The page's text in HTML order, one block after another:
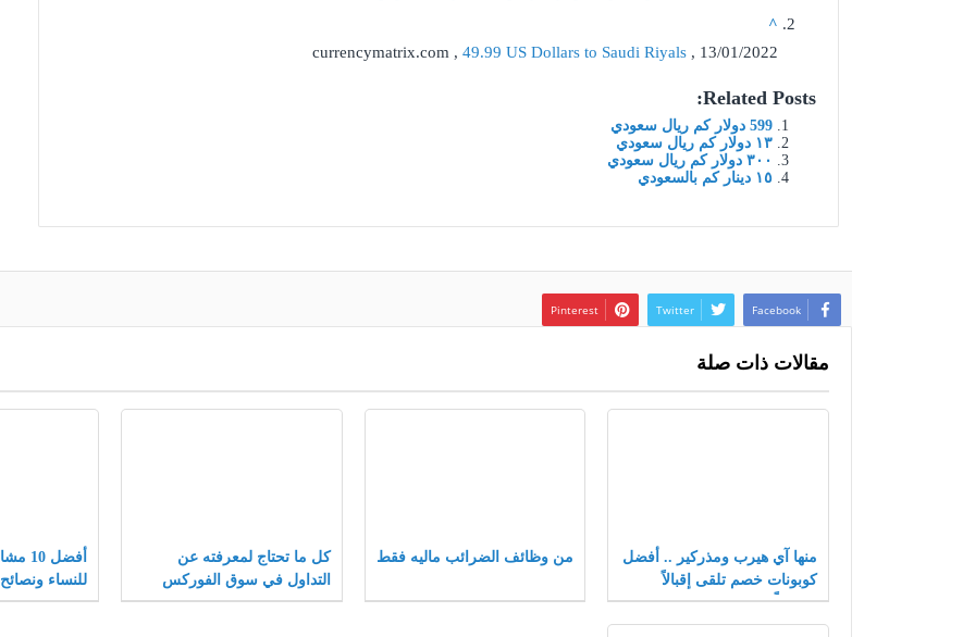
^
currencymatrix.com , 49.99 US Dollars to Saudi Riyals , 13/01/2022
Related Posts:
599 دولار كم ريال سعودي
١٣ دولار كم ريال سعودي
٣٠٠ دولار كم ريال سعودي
١٥ دينار كم بالسعودي
Facebook
Twitter
Pinterest
مقالات ذات صلة
منها آي هيرب ومذركير .. أفضل
كوبونات خصم تلقى إقبالاً
متزايداً بعام 2021
من وظائف الضرائب ماليه فقط
كل ما تحتاج لمعرفته عن
التداول في سوق الفوركس
أفضل
للنساء
المشاريع